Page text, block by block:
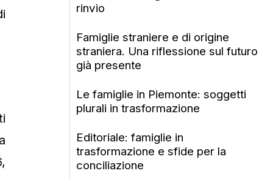
rinvio
Famiglie straniere e di origine
straniera. Una riflessione sul futuro
già presente
Le famiglie in Piemonte: soggetti
plurali in trasformazione
Editoriale: famiglie in
trasformazione e sfide per la
conciliazione